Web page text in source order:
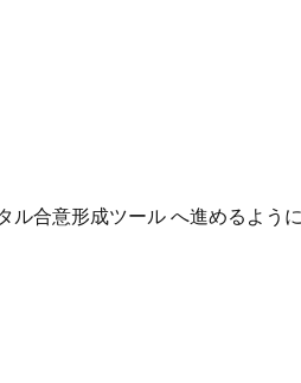
合意形成ツール へ進めるよう